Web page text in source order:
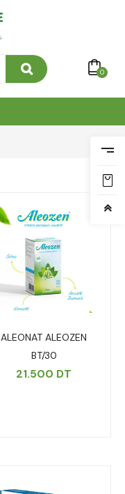
0
ALEONAT ALEOZEN
BT/30
21.500 DT